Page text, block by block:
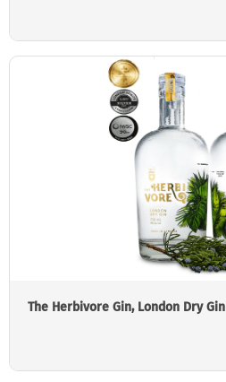
The Herbivore Gin, London Dry Gin